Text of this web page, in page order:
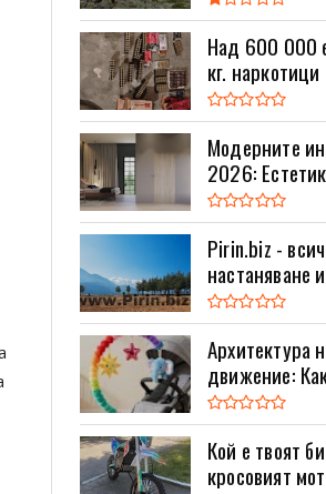
Над 600 000
кг.
Модерните
2026:
Pirin.biz -
настаняване
Архитектура
движение:
Кой е твоят
кросовият